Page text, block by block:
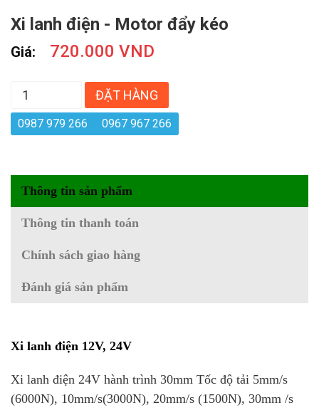
Xi lanh điện - Motor đẩy kéo
Giá: 720.000 VND
ĐẶT HÀNG
0987 979 266 0967 967 266
Thông tin sản phẩm
Thông tin thanh toán
Chính sách giao hàng
Đánh giá sản phẩm
Xi lanh điện 12V, 24V
Xi lanh điện 24V hành trình 30mm Tốc độ tải 5mm/s
(6000N), 10mm/s(3000N), 20mm/s (1500N), 30mm /s